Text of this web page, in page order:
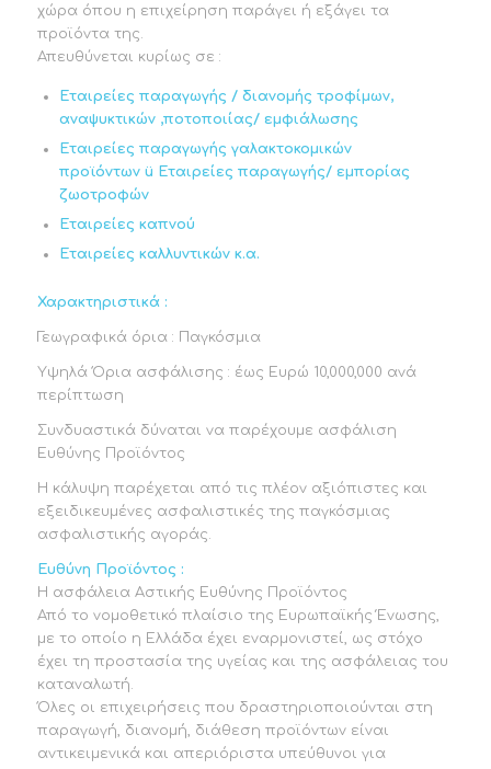
χώρα όπου η επιχείρηση παράγει ή εξάγει τα
προϊόντα της.
Απευθύνεται κυρίως σε :
Εταιρείες παραγωγής / διανομής τροφίμων,
αναψυκτικών ,ποτοποιίας/ εμφιάλωσης
Εταιρείες παραγωγής γαλακτοκομικών
προϊόντων ü Εταιρείες παραγωγής/ εμπορίας
ζωοτροφών
Εταιρείες καπνού
Εταιρείες καλλυντικών κ.α.
Χαρακτηριστικά :
Γεωγραφικά όρια : Παγκόσμια
Υψηλά Όρια ασφάλισης : έως Ευρώ 10,000,000 ανά
περίπτωση
Συνδυαστικά δύναται να παρέχουμε ασφάλιση
Ευθύνης Προϊόντος
Η κάλυψη παρέχεται από τις πλέον αξιόπιστες και
εξειδικευμένες ασφαλιστικές της παγκόσμιας
ασφαλιστικής αγοράς.
Ευθύνη Προϊόντος :
Η ασφάλεια Αστικής Ευθύνης Προϊόντος
Από το νομοθετικό πλαίσιο της Ευρωπαϊκής Ένωσης,
με το οποίο η Ελλάδα έχει εναρμονιστεί, ως στόχο
έχει τη προστασία της υγείας και της ασφάλειας του
καταναλωτή.
Όλες οι επιχειρήσεις που δραστηριοποιούνται στη
παραγωγή, διανομή, διάθεση προϊόντων είναι
αντικειμενικά και απεριόριστα υπεύθυνοι για